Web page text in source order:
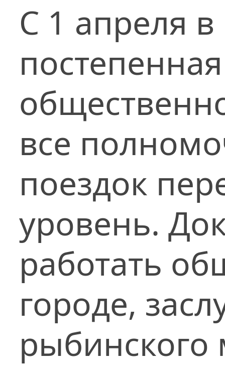
С 1 апреля
все
поездок
уровень.
работать
городе,
рыбинского